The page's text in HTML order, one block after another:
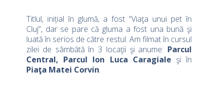
Titlul, inițial în glumă, a fost “Viaţa unui pet în
Cluj”, dar se pare că gluma a fost una bună şi
luată în serios de către restul. Am filmat în cursul
zilei de sâmbătă în 3 locaţii şi anume: Parcul
Central, Parcul Ion Luca Caragiale şi în
Piaţa Matei Corvin.